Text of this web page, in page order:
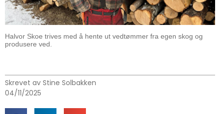
Halvor Skoe trives med å hente ut vedtømmer fra egen skog og
produsere ved.
Skrevet av Stine Solbakken
04/11/2025